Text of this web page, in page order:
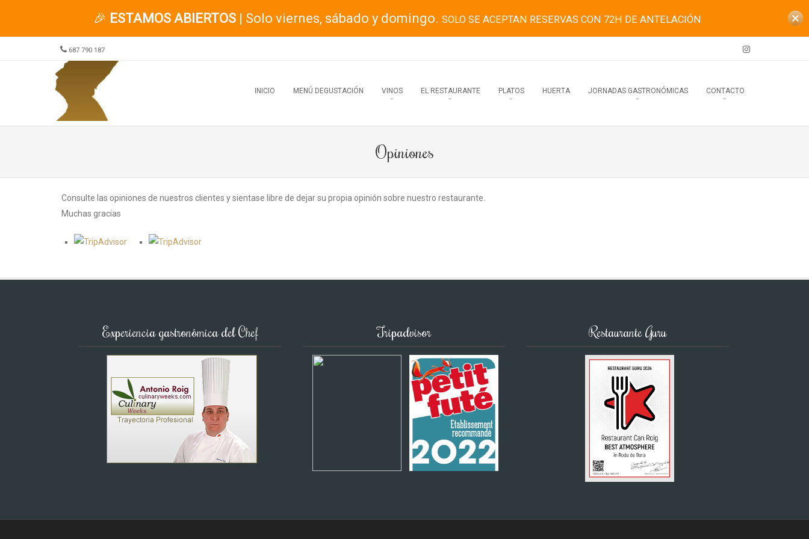
687 790 187
INICIO MENÚ DEGUSTACIÓN VINOS EL RESTAURANTE PLATOS HUERTA JORNADAS GASTRONÓMICAS CONTACTO
Opiniones
Consulte las opiniones de nuestros clientes y sientase libre de dejar su propia opinión sobre nuestro restaurante.
Muchas gracias
Experiencia gastronómica del Chef Tripadvisor Restaurante Guru
🎉 ESTAMOS ABIERTOS| Solo viernes, sábado y domingo. SOLO SE ACEPTAN RESERVAS CON 72H DE ANTELACIÓN